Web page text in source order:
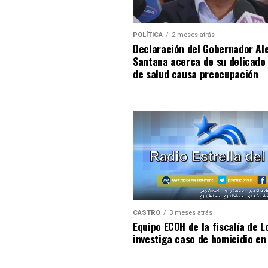
POLÍTICA 2 meses atrás
Declaración del Gobernador
Santana acerca de su
de salud causa preocupación
CASTRO 3 meses atrás
Equipo ECOH de la fiscalía de
investiga caso de homicidio